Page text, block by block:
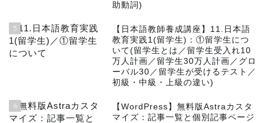
助動詞)
5
【日本語教師養成講座】11.日本語
教育実践1(留学生)：①留学生につ
いて(留学生とは／留学生受入れ10
万人計画／留学生30万人計画／グロ
ーバル30／留学生が受けるテスト／
初級・中級・上級の違い)
6
【WordPress】無料版Astraカスタ
マイズ：記事一覧と個別記事ページ